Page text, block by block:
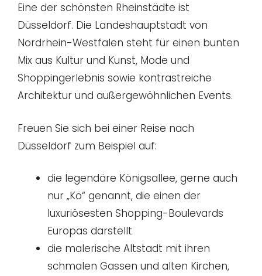
Eine der schönsten Rheinstädte ist
Düsseldorf. Die Landeshauptstadt von
Nordrhein-Westfalen steht für einen bunten
Mix aus Kultur und Kunst, Mode und
Shoppingerlebnis sowie kontrastreiche
Architektur und außergewöhnlichen Events.
Freuen Sie sich bei einer Reise nach
Düsseldorf zum Beispiel auf:
die legendäre Königsallee, gerne auch
nur „Kö“ genannt, die einen der
luxuriösesten Shopping-Boulevards
Europas darstellt
die malerische Altstadt mit ihren
schmalen Gassen und alten Kirchen,